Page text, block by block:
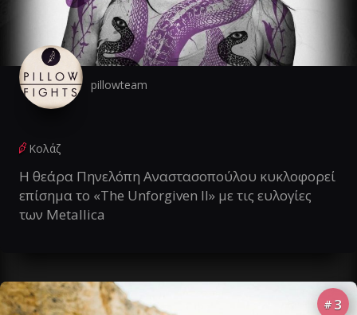
pillowteam
Κολάζ
Η θεάρα Πηνελόπη Αναστασοπούλου κυκλοφορεί
επίσημα το «The Unforgiven II» με τις ευλογίες
των Metallica
# 3